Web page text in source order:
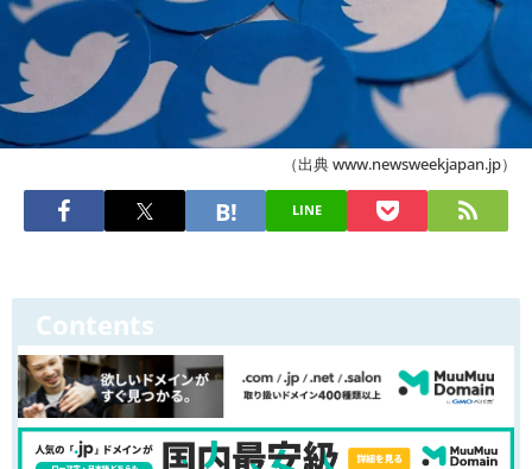
（出典 www.newsweekjapan.jp）
LINE
Contents